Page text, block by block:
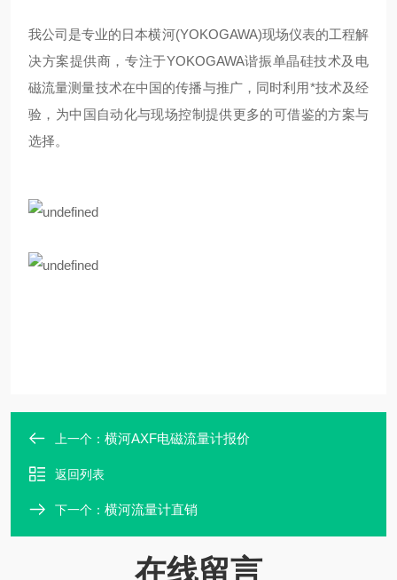
我公司是专业的日本横河(YOKOGAWA)现场仪表的工程解
决方案提供商，专注于YOKOGAWA谐振单晶硅技术及电
磁流量测量技术在中国的传播与推广，同时利用*技术及经
验，为中国自动化与现场控制提供更多的可借鉴的方案与
选择。
上一个： 横河AXF电磁流量计报价
返回列表
下一个： 横河流量计直销
在线留言